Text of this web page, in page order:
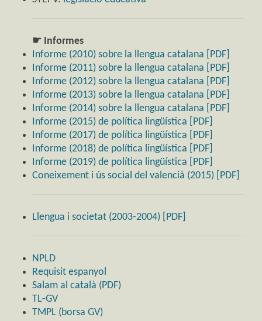
☛ Informes
Informe (2010) sobre la llengua catalana [PDF]
Informe (2011) sobre la llengua catalana [PDF]
Informe (2012) sobre la llengua catalana [PDF]
Informe (2013) sobre la llengua catalana [PDF]
Informe (2014) sobre la llengua catalana [PDF]
Informe (2015) de política lingüística [PDF]
Informe (2017) de política lingüística [PDF]
Informe (2018) de política lingüística [PDF]
Informe (2019) de política lingüística [PDF]
Coneixement i ús social del valencià (2015) [PDF]
Llengua i societat (2003-2004) [PDF]
NPLD
Requisit espanyol
Salam al català (PDF)
TL-GV
TMPL (borsa GV)